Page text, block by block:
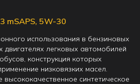
mSAPS, 5W-30
использования в бензиновых
двигателях легковых автомобилей
конструкция которых
низковязких масел.
высококачественное синтетическое